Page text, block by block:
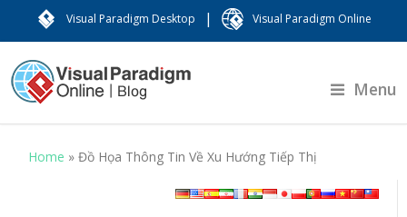
Visual Paradigm Desktop | Visual Paradigm Online
Menu
Home »Đồ Họa Thông Tin Về Xu Hướng Tiếp Thị